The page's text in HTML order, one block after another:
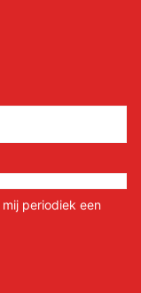
periodiek een